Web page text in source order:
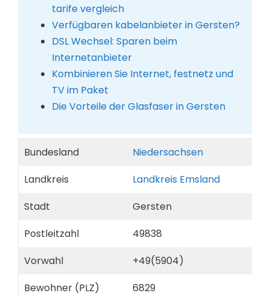
tarife vergleich
Verfügbaren kabelanbieter in Gersten?
DSL Wechsel: Sparen beim
Internetanbieter
Kombinieren Sie Internet, festnetz und
TV im Paket
Die Vorteile der Glasfaser in Gersten
Bundesland
Niedersachsen
Landkreis
Landkreis Emsland
Stadt
Gersten
Postleitzahl
49838
Vorwahl
+49(5904)
Bewohner (PLZ)
6829